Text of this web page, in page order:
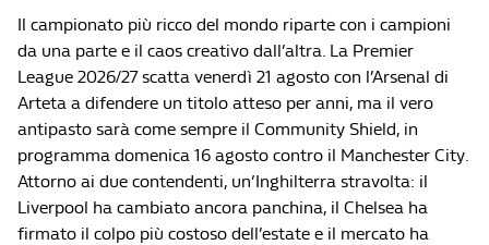
Il campionato più ricco del mondo riparte con i campioni
da una parte e il caos creativo dall’altra. La Premier
League 2026/27 scatta venerdì 21 agosto con l’Arsenal di
Arteta a difendere un titolo atteso per anni, ma il vero
antipasto sarà come sempre il Community Shield, in
programma domenica 16 agosto contro il Manchester City.
Attorno ai due contendenti, un’Inghilterra stravolta: il
Liverpool ha cambiato ancora panchina, il Chelsea ha
firmato il colpo più costoso dell’estate e il mercato ha